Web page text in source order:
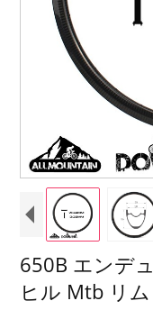
650B エンデ
ヒル Mtb リ